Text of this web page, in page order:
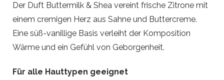
Der Duft Buttermilk & Shea vereint frische Zitrone mit
einem cremigen Herz aus Sahne und Buttercreme.
Eine süß-vanillige Basis verleiht der Komposition
Wärme und ein Gefühl von Geborgenheit.
Für alle Hauttypen geeignet